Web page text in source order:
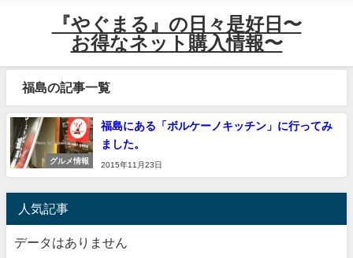
『やぐまる』の日々是好日〜
お得なネット購入情報〜
福島の記事一覧
グルメ情報
福島にある「ボルケーノキッチン」に行ってみ
ました。
2015年11月23日
人気記事
データはありません